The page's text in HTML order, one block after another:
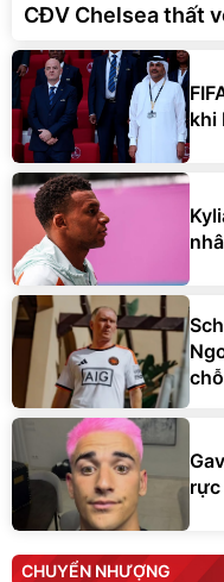
CĐV Chelsea thất
khi
rực
CHUYỂN NHƯỢNG